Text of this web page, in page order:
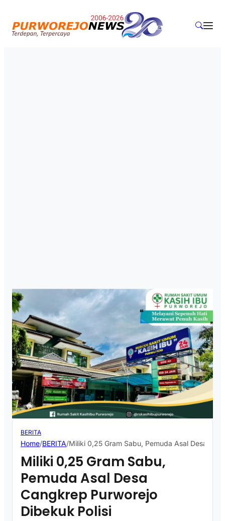
BERITA
Home/BERITA/Miliki 0,25 Gram Sabu, Pemuda Asal Desa
Miliki 0,25 Gram Sabu,
Pemuda Asal Desa
Cangkrep Purworejo
Dibekuk Polisi